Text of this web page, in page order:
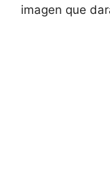
imagen que